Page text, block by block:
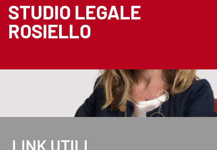
STUDIO LEGALE
ROSIELLO
LINK UTILI